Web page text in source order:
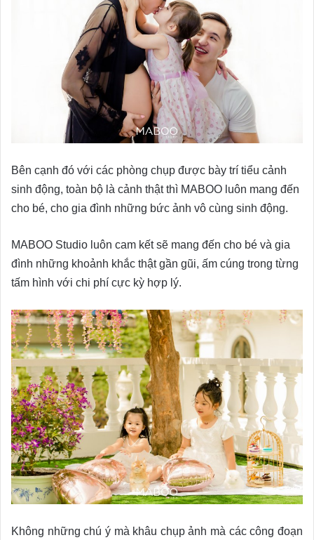
Bên cạnh đó với các phòng chụp được bày trí tiểu cảnh
sinh động, toàn bộ là cảnh thật thì MABOO luôn mang đến
cho bé, cho gia đình những bức ảnh vô cùng sinh động.
MABOO Studio luôn cam kết sẽ mang đến cho bé và gia
đình những khoảnh khắc thật gần gũi, ấm cúng trong từng
tấm hình với chi phí cực kỳ hợp lý.
Không những chú ý mà khâu chụp ảnh mà các công đoạn